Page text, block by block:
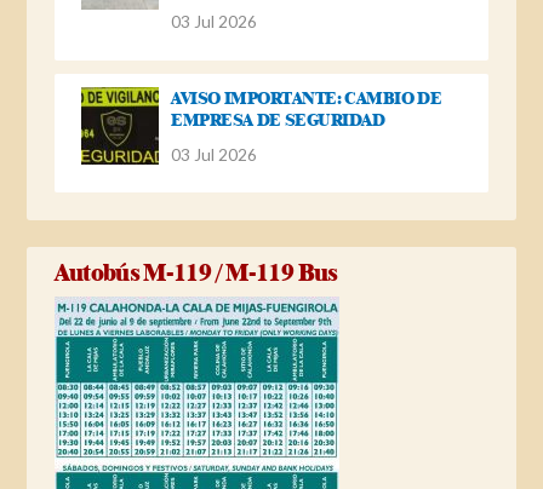
03 Jul 2026
AVISO IMPORTANTE: CAMBIO DE
EMPRESA DE SEGURIDAD
03 Jul 2026
Autobús M-119 / M-119 Bus